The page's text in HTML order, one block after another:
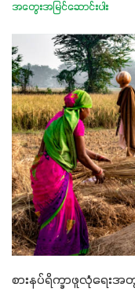
အတွေးအမြင်ဆောင်းပါး
စားနပ်ရိက္ခာဖူလုံရေ